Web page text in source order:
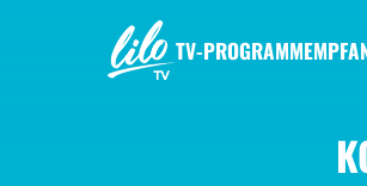
TV-PROGRAMM